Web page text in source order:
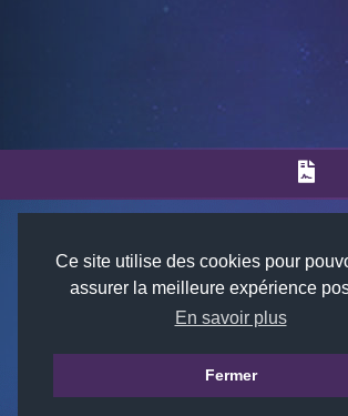
Ce site utilise des cookies pour
assurer la meilleure expérience
En savoir plus
Fermer
© 2018-2026
SITE WEB